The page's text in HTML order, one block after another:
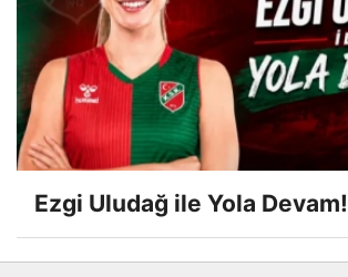
Ezgi Uludağ ile Yola Devam!